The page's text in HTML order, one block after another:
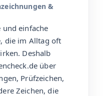
&
und einfache
die im Alltag oft
Deshalb
über
Prüfzeichen,
Zeichen, die